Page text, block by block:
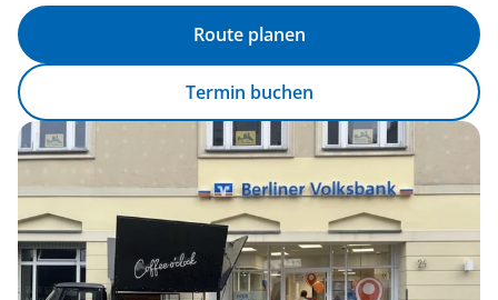
Route planen
Termin buchen